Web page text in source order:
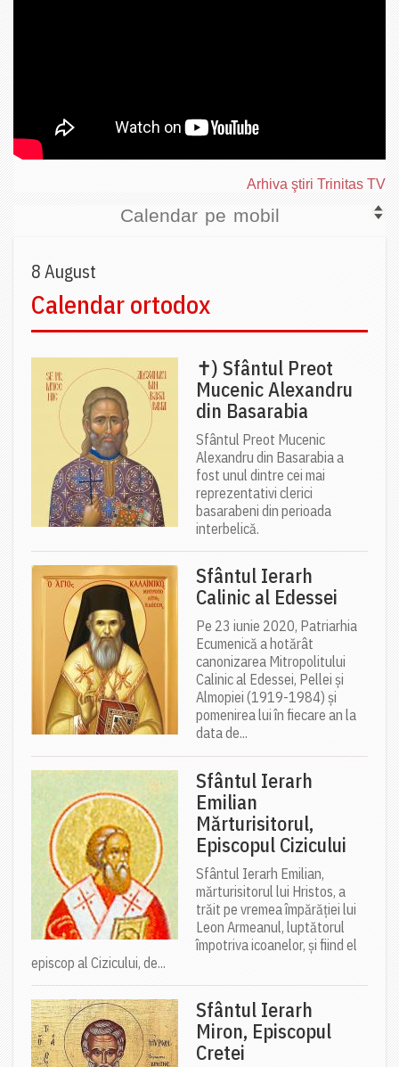
Arhiva ştiri Trinitas TV
Calendar pe mobil
8 August
Calendar ortodox
✝) Sfântul Preot
Mucenic Alexandru
din Basarabia
Sfântul Preot Mucenic
Alexandru din Basarabia a
fost unul dintre cei mai
reprezentativi clerici
basarabeni din perioada
interbelică.
Sfântul Ierarh
Calinic al Edessei
Pe 23 iunie 2020, Patriarhia
Ecumenică a hotărât
canonizarea Mitropolitului
Calinic al Edessei, Pellei și
Almopiei (1919-1984) și
pomenirea lui în fiecare an la
data de...
Sfântul Ierarh
Emilian
Mărturisitorul,
Episcopul Cizicului
Sfântul Ierarh Emilian,
mărturisitorul lui Hristos, a
trăit pe vremea împărăției lui
Leon Armeanul, luptătorul
împotriva icoanelor, și fiind el
episcop al Cizicului, de...
Sfântul Ierarh
Miron, Episcopul
Cretei